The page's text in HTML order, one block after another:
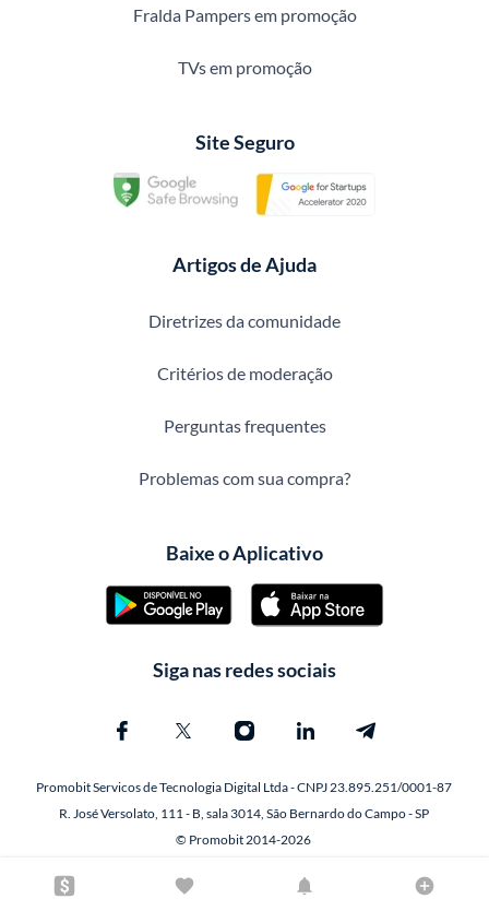
Fralda Pampers em promoção
TVs em promoção
Site Seguro
Artigos de Ajuda
Diretrizes da comunidade
Critérios de moderação
Perguntas frequentes
Problemas com sua compra?
Baixe o Aplicativo
Siga nas redes sociais
Promobit Servicos de Tecnologia Digital Ltda - CNPJ 23.895.251/0001-87
R. José Versolato, 111 - B, sala 3014, São Bernardo do Campo - SP
© Promobit 2014-2026